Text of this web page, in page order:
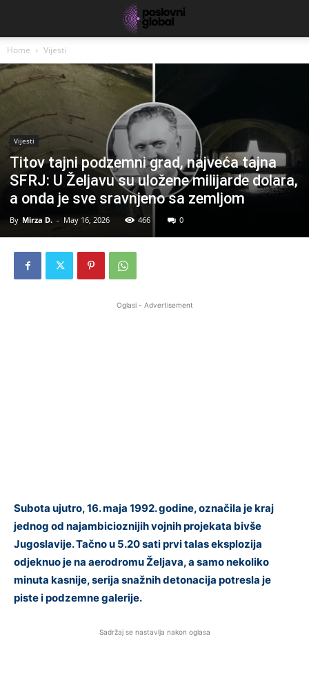
Home Vijesti
Vijesti
Titov tajni podzemni grad, najveća tajna
SFRJ: U Željavu su uložene milijarde dolara,
a onda je sve sravnjeno sa zemljom
By Mirza D. - May 16, 2026 466 0
Oglasi - Advertisement
Subota ujutro, 16. maja 1992. godine, označila je kraj
jednog od najambicioznijih vojnih projekata bivše
Jugoslavije. Tačno u 5.20 sati prvi talas eksplozija
odjeknuo je na aerodromu Željava, a samo nekoliko
minuta kasnije, serija snažnih detonacija potresla je
piste i podzemne galerije.
Sadržaj se nastavlja nakon oglasa